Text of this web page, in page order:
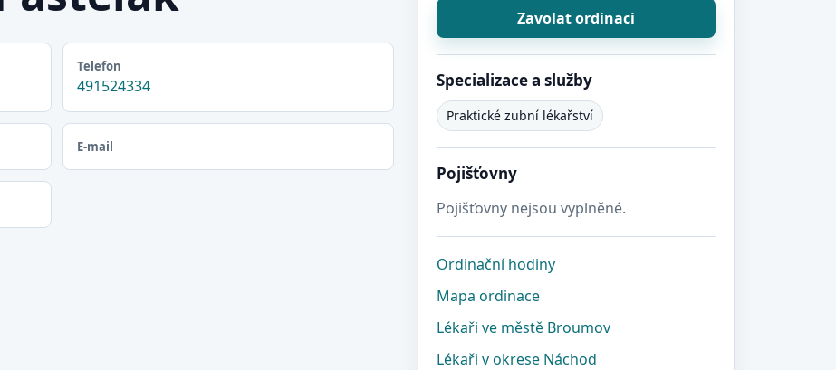
Telefon
491524334
E-mail
Zavolat ordinaci
Specializace a služby
Praktické zubní lékařství
Pojišťovny
Pojišťovny nejsou vyplněné.
Ordinační hodiny
Mapa ordinace
Lékaři ve městě Broumov
Lékaři v okrese Náchod